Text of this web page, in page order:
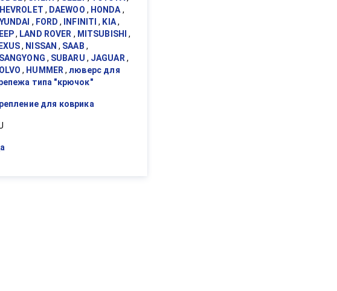
, DAEWOO , HONDA ,
, FORD , INFINITI , KIA,
, LAND ROVER , MITSUBISHI
,
, NISSAN , SAAB ,
, SUBARU , JAGUAR ,
, HUMMER ,люверс для
типа "крючок"
для коврика